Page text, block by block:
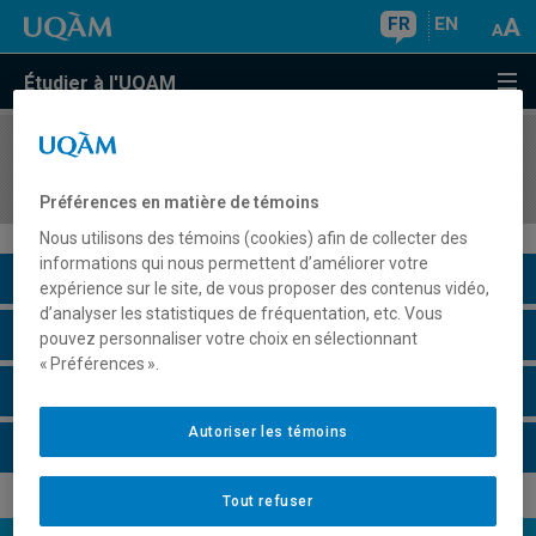
FR EN
Étudier à l'UQAM
COURS//
Description du cours
Horaire - Été 2026
Préférences en matière de témoins
Nous utilisons des témoins (cookies) afin de collecter des
informations qui nous permettent d’améliorer votre
expérience sur le site, de vous proposer des contenus vidéo,
d’analyser les statistiques de fréquentation, etc. Vous
pouvez personnaliser votre choix en sélectionnant
« Préférences ».
Tout refuser
Autoriser les témoins